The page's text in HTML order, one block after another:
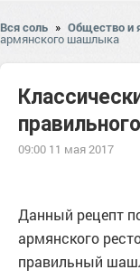
Вся соль » Общество и
армянского шашлыка
09:00 11 мая 2017
Данный рецепт
армянского
правильный